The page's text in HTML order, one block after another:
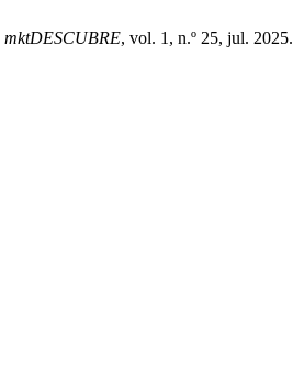
mktDESCUBRE, vol. 1, n.º 25, jul. 2025.